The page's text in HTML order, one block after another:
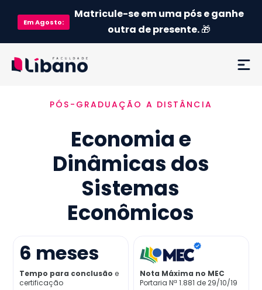
EmAgosto:
Matricule-se em uma pós e ganhe
outra de presente.🎁
Ementa
Como funciona
Credenciamento MEC
Matricule-se
PÓS-GRADUAÇÃO A DISTÂNCIA
Economia e
Dinâmicas dos
Sistemas
Econômicos
6 meses
Tempo para conclusão e
certificação
Nota Máxima no MEC
Portaria Nª 1.881 de 29/10/19